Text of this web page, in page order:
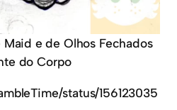
e de Olhos Fechados
do Corpo
status/156123035